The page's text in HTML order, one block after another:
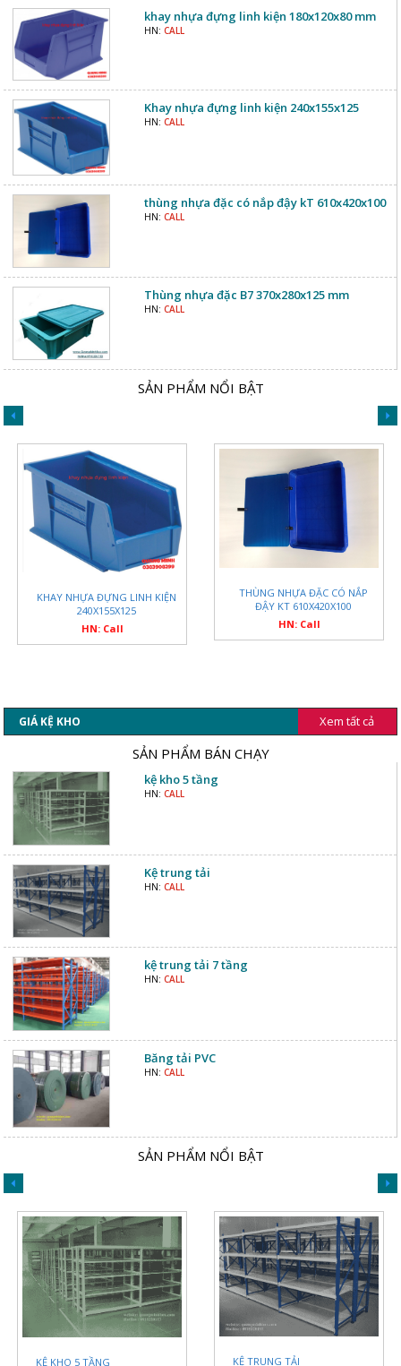
khay nhựa đựng linh kiện 180x120x80 mm
HN: CALL
Khay nhựa đựng linh kiện 240x155x125
HN: CALL
thùng nhựa đặc có nắp đậy kT 610x420x100
HN: CALL
Thùng nhựa đặc B7 370x280x125 mm
HN: CALL
SẢN PHẨM NỔI BẬT
KHAY NHỰA ĐỰNG LINH KIỆN
240X155X125
HN: Call
THÙNG NHỰA ĐẶC CÓ NẮP
ĐẬY KT 610X420X100
HN: Call
GIÁ KỆ KHO Xem tất cả
SẢN PHẨM BÁN CHẠY
kệ kho 5 tầng
HN: CALL
Kệ trung tải
HN: CALL
kệ trung tải 7 tầng
HN: CALL
Băng tải PVC
HN: CALL
SẢN PHẨM NỔI BẬT
KỆ KHO 5 TẦNG KỆ TRUNG TẢI